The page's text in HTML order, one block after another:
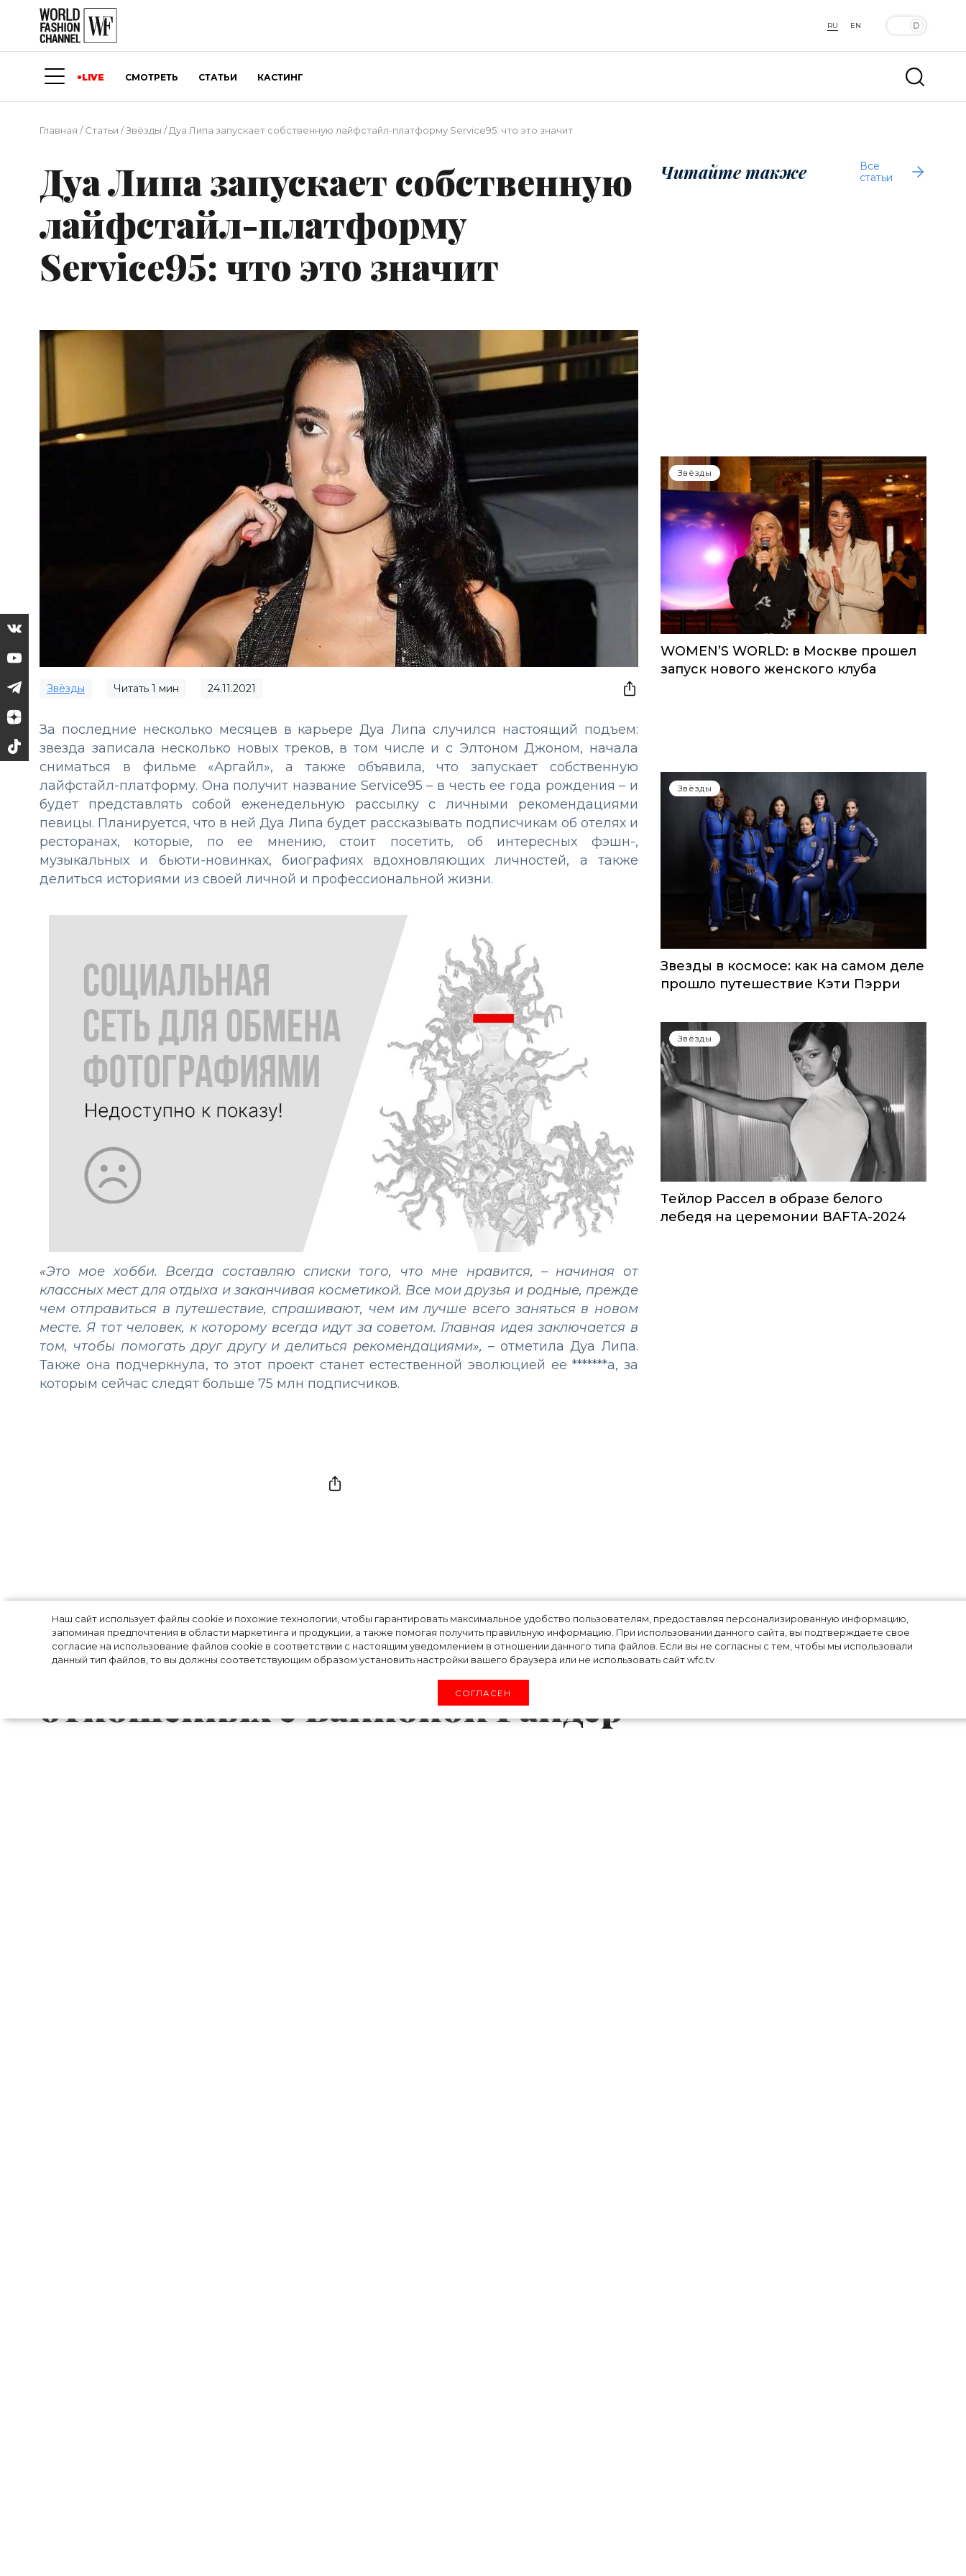
Наш сайт использует файлы cookie и похожие технологии, чтобы гарантировать максимальное удобство пользователям, предоставляя персонализированную информацию,
запоминая предпочтения в области маркетинга и продукции, а также помогая получить правильную информацию. При использовании данного сайта, вы подтверждаете свое
согласие на использование файлов cookie в соответствии с настоящим уведомлением в отношении данного типа файлов. Если вы не согласны с тем, чтобы мы использовали
данный тип файлов, то вы должны соответствующим образом установить настройки вашего браузера или не использовать сайт wfc.tv
СОГЛАСЕН
RU EN
LIVE СМОТРЕТЬ СТАТЬИ КАСТИНГ
Главная /Статьи /Звёзды /Дуа Липа запускает собственную лайфстайл-платформу Service95: что это значит
Дуа Липа запускает собственную
лайфстайл-платформу
Service95: что это значит
Звёзды Читать 1 мин 24.11.2021
За последние несколько месяцев в карьере Дуа Липа случился настоящий подъем:
звезда записала несколько новых треков, в том числе и с Элтоном Джоном, начала
сниматься в фильме «Аргайл», а также объявила, что запускает собственную
лайфстайл-платформу. Она получит название Service95 – в честь ее года рождения – и
будет представлять собой еженедельную рассылку с личными рекомендациями
певицы. Планируется, что в ней Дуа Липа будет рассказывать подписчикам об отелях и
ресторанах, которые, по ее мнению, стоит посетить, об интересных фэшн-,
музыкальных и бьюти-новинках, биографиях вдохновляющих личностей, а также
делиться историями из своей личной и профессиональной жизни.
«Это мое хобби. Всегда составляю списки того, что мне нравится, – начиная от
классных мест для отдыха и заканчивая косметикой. Все мои друзья и родные, прежде
чем отправиться в путешествие, спрашивают, чем им лучше всего заняться в новом
месте. Я тот человек, к которому всегда идут за советом. Главная идея заключается в
том, чтобы помогать друг другу и делиться рекомендациями», – отметила Дуа Липа.
Также она подчеркнула, то этот проект станет естественной эволюцией ее *******а, за
которым сейчас следят больше 75 млн подписчиков.
Читайте также
Все
статьи
Звёзды
WOMEN’S WORLD: в Москве прошел
запуск нового женского клуба
Звёзды
Звезды в космосе: как на самом деле
прошло путешествие Кэти Пэрри
Звёзды
Тейлор Рассел в образе белого
лебедя на церемонии BAFTA-2024
«Мы действительно женаты»:
Киану Ривз рассказал о своих
отношениях с Вайноной Райдер